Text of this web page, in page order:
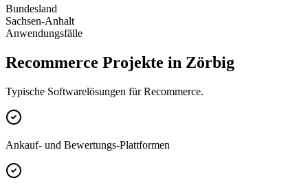
Bundesland
Sachsen-Anhalt
Anwendungsfälle
Recommerce Projekte in Zörbig
Typische Softwarelösungen für Recommerce.
Ankauf- und Bewertungs-Plattformen